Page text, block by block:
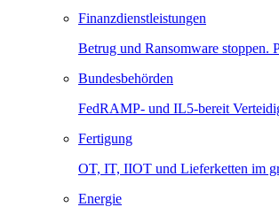
Finanzdienstleistungen
Betrug und Ransomware stoppen.
Bundesbehörden
FedRAMP- und IL5-bereit
Fertigung
OT, IT, IIOT und Lieferketten im
Energie